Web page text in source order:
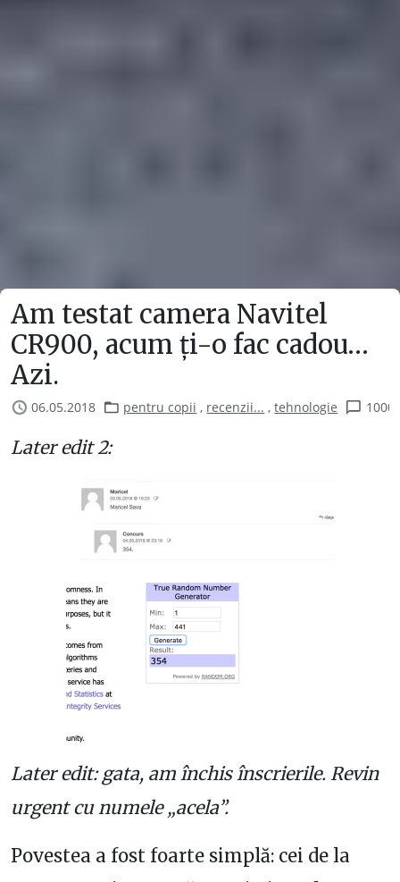
Am testat camera Navitel
CR900, acum ți-o fac cadou…
Azi.
06.05.2018 pentru copii , recenzii... ,tehnologie 1000
Later edit 2:
Later edit: gata, am închis înscrierile. Revin
urgent cu numele „acela”.
Povestea a fost foarte simplă: cei de la